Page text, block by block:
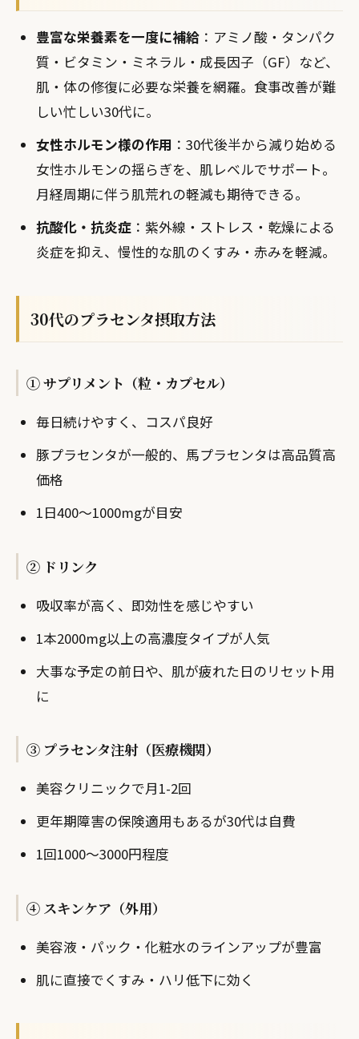
豊富な栄養素を一度に補給 ：アミノ酸・タンパク
質・ビタミン・ミネラル・成長因子（GF）など、
肌・体の修復に必要な栄養を網羅。食事改善が難
しい忙しい30代に。
女性ホルモン様の作用 ：30代後半から減り始める
女性ホルモンの揺らぎを、肌レベルでサポート。
月経周期に伴う肌荒れの軽減も期待できる。
抗酸化・抗炎症 ：紫外線・ストレス・乾燥による
炎症を抑え、慢性的な肌のくすみ・赤みを軽減。
30代のプラセンタ摂取方法
① サプリメント（粒・カプセル）
毎日続けやすく、コスパ良好
豚プラセンタが一般的、馬プラセンタは高品質高
価格
1日400〜1000mgが目安
② ドリンク
吸収率が高く、即効性を感じやすい
1本2000mg以上の高濃度タイプが人気
大事な予定の前日や、肌が疲れた日のリセット用
に
③ プラセンタ注射（医療機関）
美容クリニックで月1-2回
更年期障害の保険適用もあるが30代は自費
1回1000〜3000円程度
④ スキンケア（外用）
美容液・パック・化粧水のラインアップが豊富
肌に直接でくすみ・ハリ低下に効く